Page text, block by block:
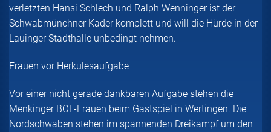
verletzten Hansi Schlech und Ralph Wenninger ist der
Schwabmünchner Kader komplett und will die Hürde in der
Lauinger Stadthalle unbedingt nehmen.
Frauen vor Herkulesaufgabe
Vor einer nicht gerade dankbaren Aufgabe stehen die
Menkinger BOL-Frauen beim Gastspiel in Wertingen. Die
Nordschwaben stehen im spannenden Dreikampf um den